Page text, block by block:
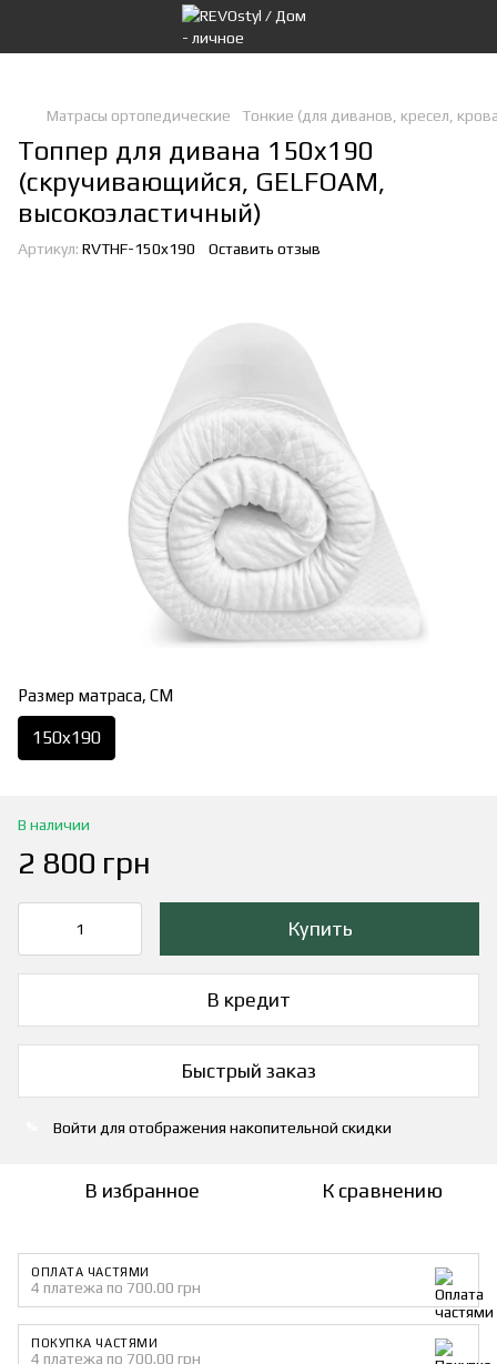
Матрасы ортопедические Тонкие (для диванов, кресел,
Топпер для дивана 150x190
(скручивающийся, GELFOAM,
высокоэластичный)
Артикул: RVTHF-150x190 Оставить отзыв
Размер матраса, СМ
150x190
В наличии
2 800 грн
Купить
В кредит
Быстрый заказ
Войти для отображения накопительной скидки
В избранное К сравнению
ОПЛАТА ЧАСТЯМИ
4 платежа по 700.00 грн
ПОКУПКА ЧАСТЯМИ
4 платежа по 700.00 грн